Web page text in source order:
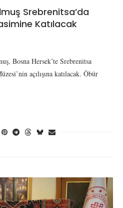
Srebrenitsa’da
Katılacak
Bosna Hersek’te Srebrenitsa
açılışına katılacak. Öbür